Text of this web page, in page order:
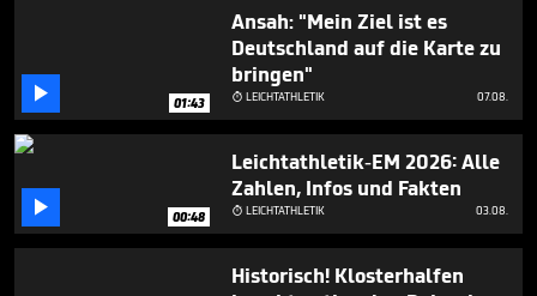
 01:43
Ansah: "Mein Ziel ist es
Deutschland auf die Karte zu
bringen"
 LEICHTATHLETIK 07.08.
 00:48
Leichtathletik-EM 2026: Alle
Zahlen, Infos und Fakten
 LEICHTATHLETIK 03.08.
Historisch! Klosterhalfen